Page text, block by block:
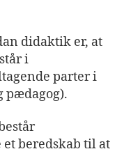
didaktik er, at
i
parter i
pædagog).
beredskab til at